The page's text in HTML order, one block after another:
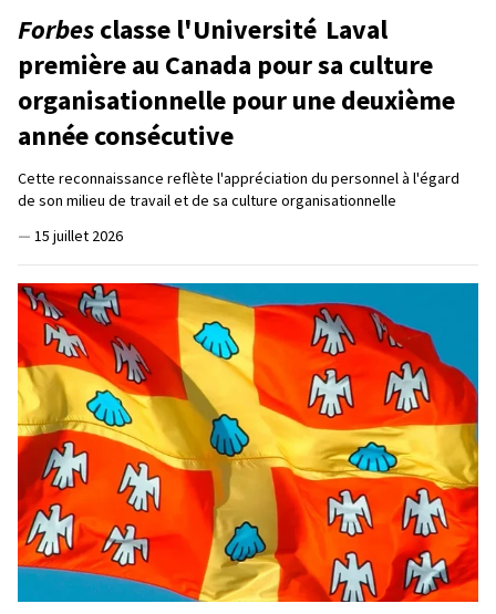
Forbesclasse l'Université Laval
première au Canada pour sa culture
organisationnelle pour une deuxième
année consécutive
Cette reconnaissance reflète l'appréciation du personnel à l'égard
de son milieu de travail et de sa culture organisationnelle
— 15 juillet 2026